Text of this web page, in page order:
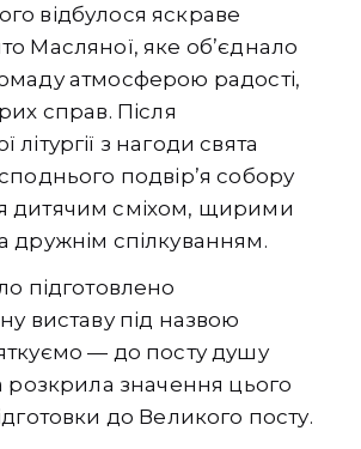
відбулося яскраве
Масляної, яке об’єднало
атмосферою радості,
справ. Після
з нагоди свята
подвір’я собору
дитячим сміхом, щирими
дружнім спілкуванням.
підготовлено
виставу під назвою
— до посту душу
розкрила значення цього
до Великого посту.